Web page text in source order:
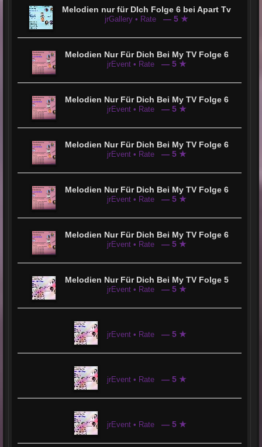
Melodien nur für DIch Folge 6 bei Apart Tv
jrGallery • Rate — 5 ★
Melodien Nur Für Dich Bei My TV Folge 6
jrEvent • Rate — 5 ★
Melodien Nur Für Dich Bei My TV Folge 6
jrEvent • Rate — 5 ★
Melodien Nur Für Dich Bei My TV Folge 6
jrEvent • Rate — 5 ★
Melodien Nur Für Dich Bei My TV Folge 6
jrEvent • Rate — 5 ★
Melodien Nur Für Dich Bei My TV Folge 6
jrEvent • Rate — 5 ★
Melodien Nur Für Dich Bei My TV Folge 5
jrEvent • Rate — 5 ★
jrEvent • Rate — 5 ★
jrEvent • Rate — 5 ★
jrEvent • Rate — 5 ★